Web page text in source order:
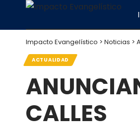
Impacto Evangelístico > Noticias >
ACTUALIDAD
CALLES